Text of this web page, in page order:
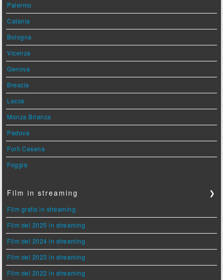
Palermo
Catania
Bologna
Vicenza
Genova
Brescia
Lecce
Monza Brianza
Padova
Forlì Cesena
Foggia
Film in streaming ❯
Film gratis in streaming
Film del 2025 in streaming
Film del 2024 in streaming
Film del 2023 in streaming
Film del 2022 in streaming